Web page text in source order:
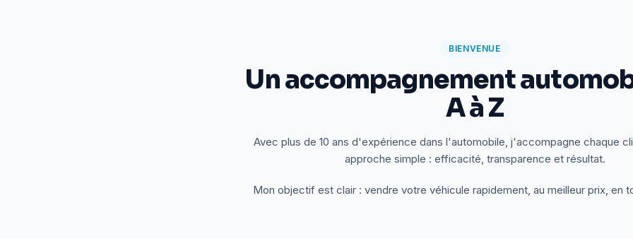
BIENVENUE
Un accompagnement
A à Z
Avec plus de 10 ans d'expérience dans l'automobile, j'accompagne chaque
approche simple : efficacité, transparence et résultat.
Mon objectif est clair : vendre votre véhicule rapidement, au meilleur prix, en